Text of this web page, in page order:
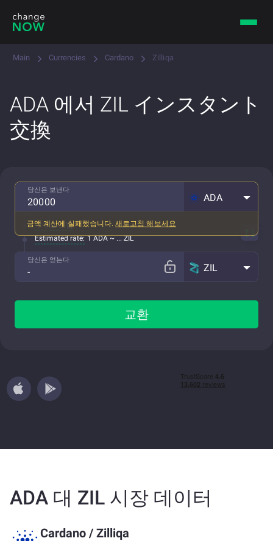
Main Currencies Cardano Zilliqa
ADA 에서 ZIL インスタント
交換
당신은 보낸다
ADA
금액 계산에 실패했습니다.새로고침 해보세요
수수료 포함
Estimated rate: 1 ADA ~ ... ZIL
당신은 얻는다
ZIL
교환
ADA 대 ZIL 시장 데이터
Cardano / Zilliqa